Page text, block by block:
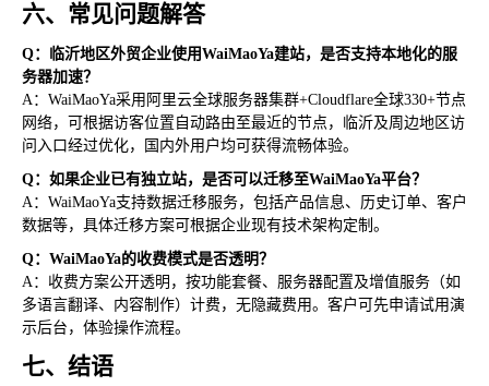
六、常见问题解答
Q：临沂地区外贸企业使用WaiMaoYa建站，是否支持本地化的服
务器加速？
A：WaiMaoYa采用阿里云全球服务器集群+Cloudflare全球330+节点
网络，可根据访客位置自动路由至最近的节点，临沂及周边地区访
问入口经过优化，国内外用户均可获得流畅体验。
Q：如果企业已有独立站，是否可以迁移至WaiMaoYa平台？
A：WaiMaoYa支持数据迁移服务，包括产品信息、历史订单、客户
数据等，具体迁移方案可根据企业现有技术架构定制。
Q：WaiMaoYa的收费模式是否透明？
A：收费方案公开透明，按功能套餐、服务器配置及增值服务（如
多语言翻译、内容制作）计费，无隐藏费用。客户可先申请试用演
示后台，体验操作流程。
七、结语